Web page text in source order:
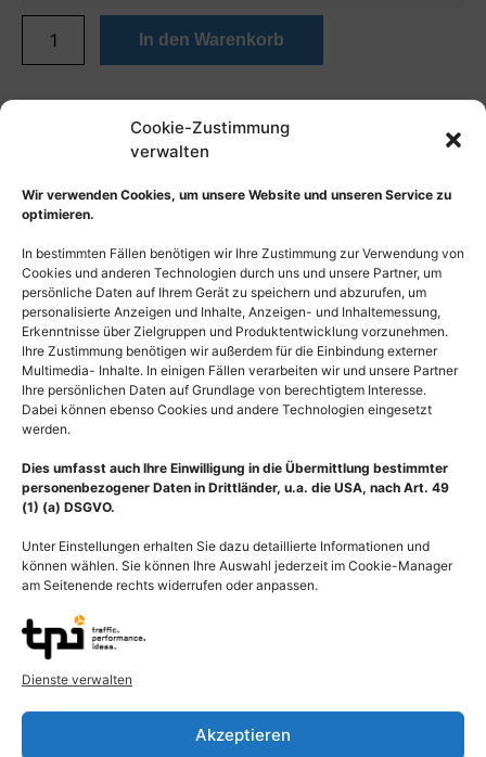
Cookie-Zustimmung
verwalten
Wir verwenden Cookies, um unsere Website und unseren Service zu
optimieren.
In bestimmten Fällen benötigen wir Ihre Zustimmung zur Verwendung von
Cookies und anderen Technologien durch uns und unsere Partner, um
persönliche Daten auf Ihrem Gerät zu speichern und abzurufen, um
personalisierte Anzeigen und Inhalte, Anzeigen- und Inhaltemessung,
Erkenntnisse über Zielgruppen und Produktentwicklung vorzunehmen.
Ihre Zustimmung benötigen wir außerdem für die Einbindung externer
Multimedia- Inhalte. In einigen Fällen verarbeiten wir und unsere Partner
Ihre persönlichen Daten auf Grundlage von berechtigtem Interesse.
Dabei können ebenso Cookies und andere Technologien eingesetzt
werden.
Dies umfasst auch Ihre Einwilligung in die Übermittlung bestimmter
personenbezogener Daten in Drittländer, u.a. die USA, nach Art. 49
(1) (a) DSGVO.
Unter Einstellungen erhalten Sie dazu detaillierte Informationen und
können wählen. Sie können Ihre Auswahl jederzeit im Cookie-Manager
am Seitenende rechts widerrufen oder anpassen.
Dienste verwalten
Akzeptieren
In den Warenkorb
Beschreibung
endokrine Drüsen, sie werden auch als Epithelkörperchen